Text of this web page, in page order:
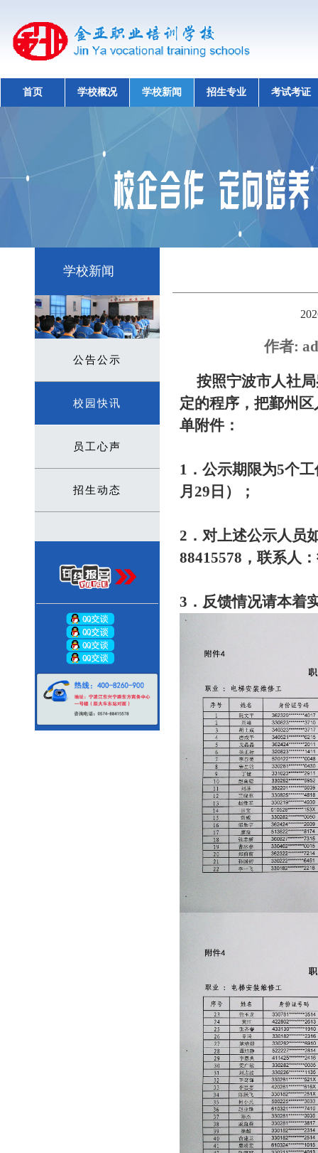
首页 学校概况 学校新闻 招生专业 考试考证
学校新闻
公告公示
校园快讯
员工心声
招生动态
作者:
按照宁波市人社
定的程序，把鄞州
单附件：
1．公示期限为5个
月29日 ）；
2．对上述公示人员
88415578，联系人
3． 反馈情况请本着